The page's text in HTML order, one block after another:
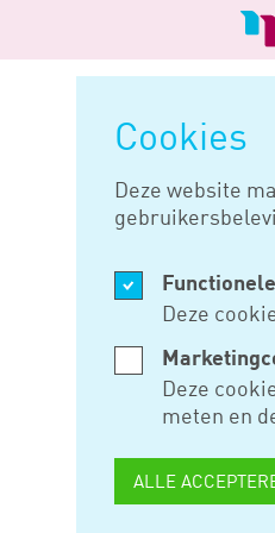
Cookies
Deze website
Deze
Deze
meten en
ALLE
van